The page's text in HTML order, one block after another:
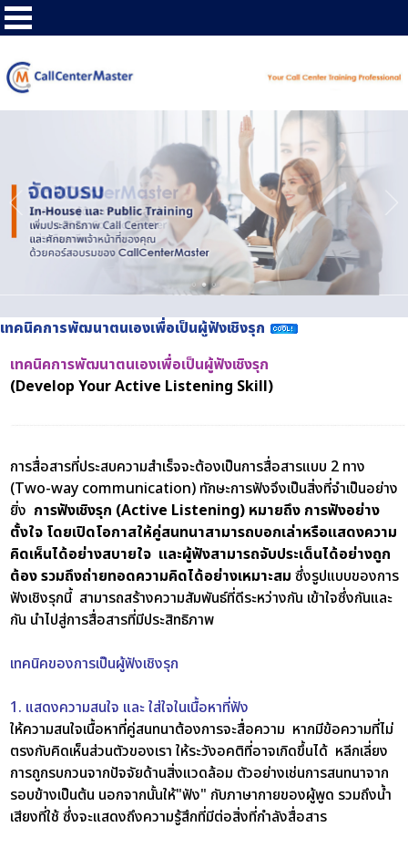
เทคนิคการพัฒนาตนเองเพื่อเป็นผู้ฟังเชิงรุก
เทคนิคการพัฒนาตนเองเพื่อเป็นผู้ฟังเชิงรุก
(Develop Your Active Listening Skill)
การสื่อสารที่ประสบความสำเร็จจะต้องเป็นการสื่อสารแบบ 2 ทาง
(Two-way communication) ทักษะการฟังจึงเป็นสิ่งที่จำเป็นอย่าง
ยิ่ง การฟังเชิงรุก (Active Listening) หมายถึง การฟังอย่าง
ตั้งใจ โดยเปิดโอกาสให้คู่สนทนาสามารถบอกเล่าหรือแสดงความ
คิดเห็นได้อย่างสบายใจ และผู้ฟังสามารถจับประเด็นได้อย่างถูก
ต้อง รวมถึงถ่ายทอดความคิดได้อย่างเหมาะสมซึ่งรูปแบบของการ
ฟังเชิงรุกนี้ สามารถสร้างความสัมพันธ์ที่ดีระหว่างกัน เข้าใจซึ่งกันและ
กัน นำไปสู่การสื่อสารที่มีประสิทธิภาพ
เทคนิคของการเป็นผู้ฟังเชิงรุก
1. แสดงความสนใจ และ ใส่ใจในเนื้อหาที่ฟัง
ให้ความสนใจเนื้อหาที่คู่สนทนาต้องการจะสื่อความ หากมีข้อความที่ไม่
ตรงกับคิดเห็นส่วนตัวของเรา ให้ระวังอคติที่อาจเกิดขึ้นได้ หลีกเลี่ยง
การถูกรบกวนจากปัจจัยด้านสิ่งแวดล้อม ตัวอย่างเช่นการสนทนาจาก
รอบข้างเป็นต้น นอกจากนั้นให้"ฟัง" กับภาษากายของผู้พูด รวมถึงน้ำ
เสียงที่ใช้ ซึ่งจะแสดงถึงความรู้สึกที่มีต่อสิ่งที่กำลังสื่อสาร